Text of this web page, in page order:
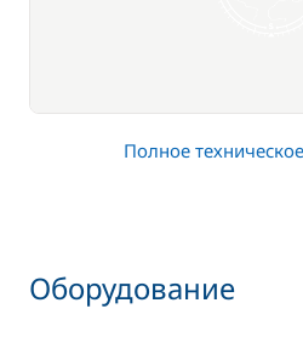
Полное
Оборудование